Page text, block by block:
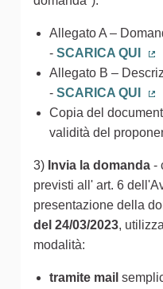
Allegato A –
- SCARICA QUI
Allegato B –
- SCARICA QUI
Copia del
validità del
3) Invia la domanda -
previsti all' art. 6
presentazione della
del 24/03/2023,
modalità:
tramite mail